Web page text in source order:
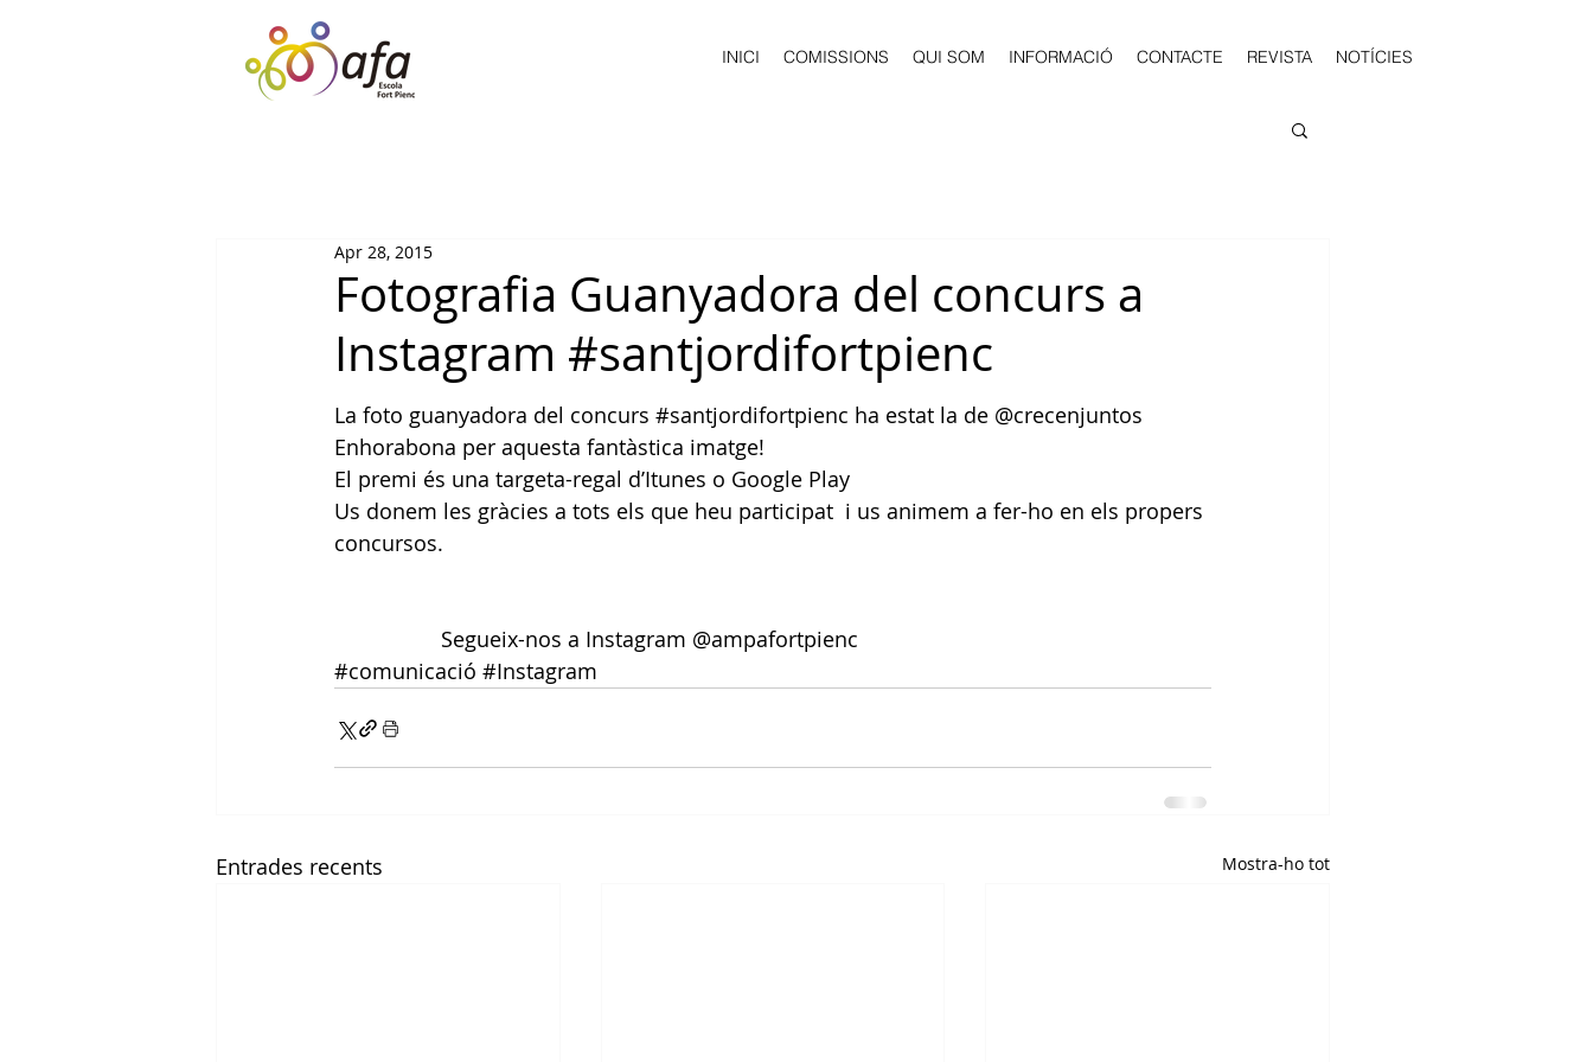
INICI COMISSIONS QUI SOM INFORMACIÓ CONTACTE REVISTA NOTÍCIES
Fotografia Guanyadora del concurs a
Instagram #santjordifortpienc
Apr 28, 2015
La foto guanyadora del concurs #santjordifortpienc ha estat la de @crecenjuntos
Enhorabona per aquesta fantàstica imatge!
El premi és una targeta-regal d’Itunes o Google Play
Us donem les gràcies a tots els que heu participat  i us animem a fer-ho en els propers
concursos.
Segueix-nos a Instagram @ampafortpienc
#comunicació #Instagram
Entrades recents Mostra-ho tot